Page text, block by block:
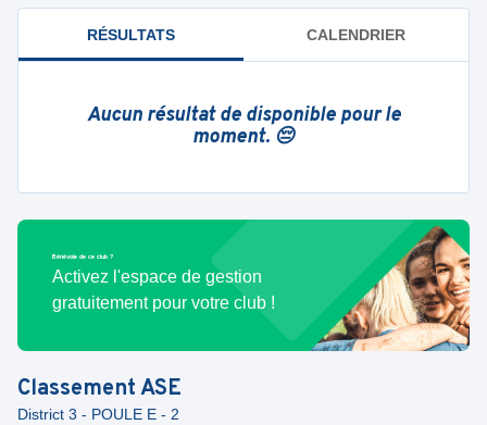
RÉSULTATS CALENDRIER
Aucun résultat de disponible pour le
moment. 😔
Bénévole de ce club ?
Activez l'espace de gestion
gratuitement pour votre club !
ClassementASE
District 3 - POULE E - 2